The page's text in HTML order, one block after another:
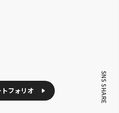
フォリオ SNS SHARE